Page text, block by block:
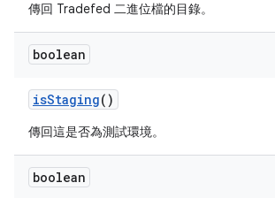
傳回 Tradefed 二進位檔的目錄。
boolean
isStaging()
傳回這是否為測試環境。
boolean